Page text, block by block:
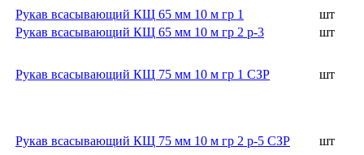
Рукав всасывающий КЩ 65 мм 10 м гр 1
шт
Рукав всасывающий КЩ 65 мм 10 м гр 2 р-3
шт
Рукав всасывающий КЩ 75 мм 10 м гр 1 СЗР шт
Рукав всасывающий КЩ 75 мм 10 м гр 2 р-5 СЗР шт